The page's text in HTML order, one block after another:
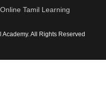
Online Tamil Learning
All Rights Reserved